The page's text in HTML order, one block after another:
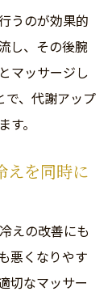
うのが効果的
し、その後腕
マッサージし
で、代謝アップ
。
えを同時に
えの改善にも
悪くなりやす
切なマッサー